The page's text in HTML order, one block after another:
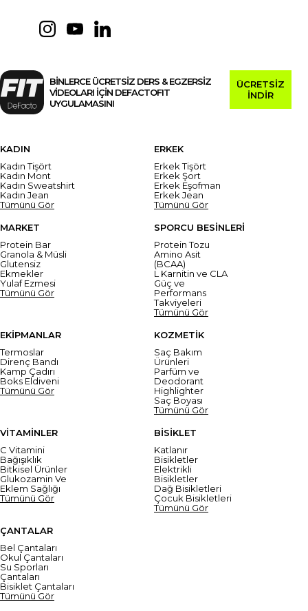
BİNLERCE ÜCRETSİZ DERS & EGZERSİZ
VİDEOLARI İÇİN DEFACTOFIT
UYGULAMASINI
ÜCRETSİZ
İNDİR
KADIN
Kadın Tişört
Kadın Mont
Kadın Sweatshirt
Kadın Jean
Tümünü Gör
ERKEK
Erkek Tişört
Erkek Şort
Erkek Eşofman
Erkek Jean
Tümünü Gör
MARKET
Protein Bar
Granola & Müsli
Glutensiz
Ekmekler
Yulaf Ezmesi
Tümünü Gör
SPORCU BESİNLERİ
Protein Tozu
Amino Asit
(BCAA)
L Karnitin ve CLA
Güç ve
Performans
Takviyeleri
Tümünü Gör
EKİPMANLAR
Termoslar
Direnç Bandı
Kamp Çadırı
Boks Eldiveni
Tümünü Gör
KOZMETİK
Saç Bakım
Ürünleri
Parfüm ve
Deodorant
Highlighter
Saç Boyası
Tümünü Gör
VİTAMİNLER
C Vitamini
Bağışıklık
Bitkisel Ürünler
Glukozamin Ve
Eklem Sağlığı
Tümünü Gör
BİSİKLET
Katlanır
Bisikletler
Elektrikli
Bisikletler
Dağ Bisikletleri
Çocuk Bisikletleri
Tümünü Gör
ÇANTALAR
Bel Çantaları
Okul Çantaları
Su Sporları
Çantaları
Bisiklet Çantaları
Tümünü Gör